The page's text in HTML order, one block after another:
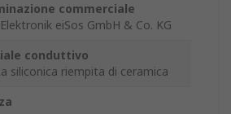
commerciale
eiSos GmbH & Co. KG
conduttivo
siliconica riempita di ceramica